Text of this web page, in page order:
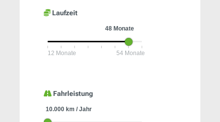
Laufzeit
Fahrleistung